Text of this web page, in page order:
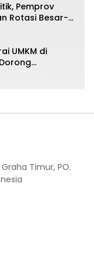
Pemprov
Rotasi Besar-
UMKM di
Timur, PO.